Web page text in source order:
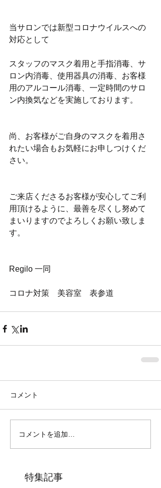
当サロンでは新型コロナウイルスへの
対応として
スタッフのマスク着用と手指消毒、サ
ロン内消毒、使用器具の消毒、お客様
用のアルコール消毒、一定時間のサロ
ン内換気などを実施しております。﻿
尚、お客様がご自身のマスクを着用さ
れたい場合もお気軽にお申しつけくだ
さい。﻿
ご来店くださるお客様が安心してご利
用頂けるように、最善を尽くし努めて
まいりますのでよろしくお願い致しま
す。
Regilo 一同
コロナ対策　美容室　表参道
コメント
コメントを追加…
特集記事